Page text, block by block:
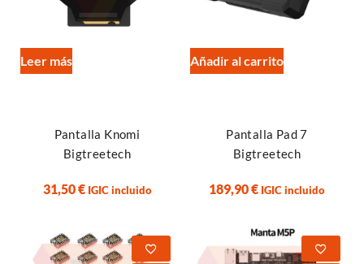
Leer más
Pantalla Knomi
Bigtreetech
31,50€ IGIC incluido
Añadir al carrito
Pantalla Pad 7
Bigtreetech
189,90€ IGIC incluido